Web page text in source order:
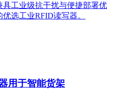
工业级抗干扰与便捷部署优
选工业RFID读写器。
用于智能货架